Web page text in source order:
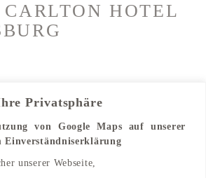
Privatsphäre
von Google Maps auf unserer
Einverständniserklärung
unserer Webseite,
HOTEL